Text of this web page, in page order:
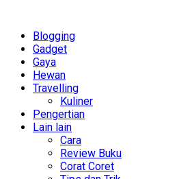
Blogging
Gadget
Gaya
Hewan
Travelling
Kuliner
Pengertian
Lain lain
Cara
Review Buku
Corat Coret